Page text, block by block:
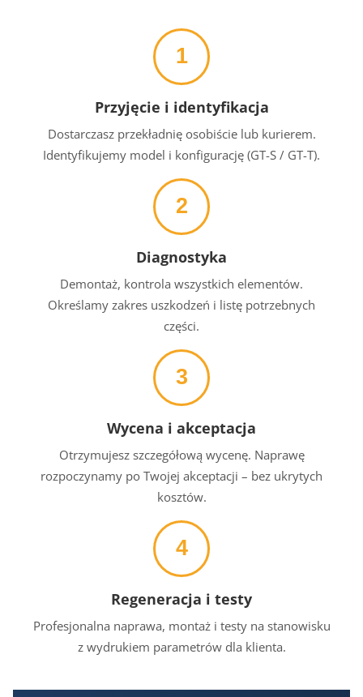
1
Przyjęcie i identyfikacja
Dostarczasz przekładnię osobiście lub kurierem.
Identyfikujemy model i konfigurację (GT-S / GT-T).
2
Diagnostyka
Demontaż, kontrola wszystkich elementów.
Określamy zakres uszkodzeń i listę potrzebnych
części.
3
Wycena i akceptacja
Otrzymujesz szczegółową wycenę. Naprawę
rozpoczynamy po Twojej akceptacji – bez ukrytych
kosztów.
4
Regeneracja i testy
Profesjonalna naprawa, montaż i testy na stanowisku
z wydrukiem parametrów dla klienta.